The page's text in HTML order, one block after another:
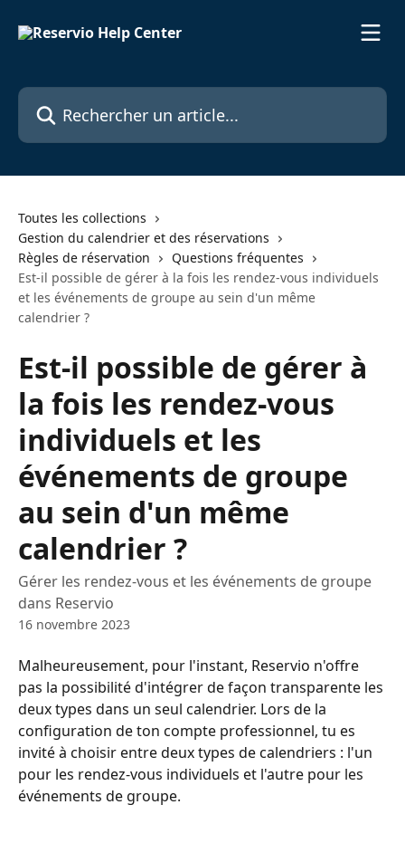
Rechercher un article...
Toutes les collections
Gestion du calendrier et des réservations
Règles de réservation
Questions fréquentes
Est-il possible de gérer à la fois les rendez-vous individuels
et les événements de groupe au sein d'un même
calendrier ?
Est-il possible de gérer à
la fois les rendez-vous
individuels et les
événements de groupe
au sein d'un même
calendrier ?
Gérer les rendez-vous et les événements de groupe
dans Reservio
16 novembre 2023
Malheureusement, pour l'instant, Reservio n'offre
pas la possibilité d'intégrer de façon transparente les
deux types dans un seul calendrier. Lors de la
configuration de ton compte professionnel, tu es
invité à choisir entre deux types de calendriers : l'un
pour les rendez-vous individuels et l'autre pour les
événements de groupe.